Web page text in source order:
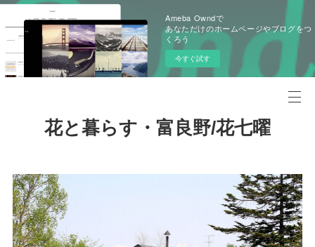
Ameba Owndで
あなただけのホームページやブログをつ
くろう
今すぐ試す
花と暮らす・富良野/花七曜